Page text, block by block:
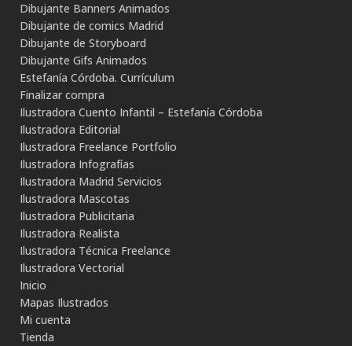
Dibujante Banners Animados
Dibujante de comics Madrid
Dibujante de Storyboard
Dibujante Gifs Animados
Estefanía Córdoba. Currículum
Finalizar compra
Ilustradora Cuento Infantil – Estefanía Córdoba
Ilustradora Editorial
Ilustradora Freelance Portfolio
Ilustradora Infografías
Ilustradora Madrid Servicios
Ilustradora Mascotas
Ilustradora Publicitaria
Ilustradora Realista
Ilustradora Técnica Freelance
Ilustradora Vectorial
Inicio
Mapas Ilustrados
Mi cuenta
Tienda